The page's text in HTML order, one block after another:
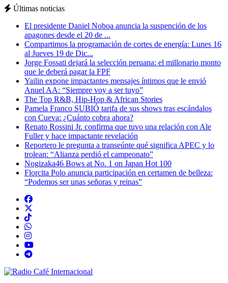
Últimas noticias
El presidente Daniel Noboa anuncia la suspención de los
apagones desde el 20 de ...
Compartimos la programación de cortes de energía: Lunes 16
al Jueves 19 de Dic...
Jorge Fossati dejará la selección peruana: el millonario monto
que le deberá pagar la FPF
Yailin expone impactantes mensajes íntimos que le envió
Anuel AA: “Siempre voy a ser tuyo”
The Top R&B, Hip-Hop & African Stories
Pamela Franco SUBIÓ tarifa de sus shows tras escándalos
con Cueva: ¿Cuánto cobra ahora?
Renato Rossini Jr. confirma que tuvo una relación con Ale
Fuller y hace impactante revelación
Reportero le pregunta a transeúnte qué significa APEC y lo
trolean: “Alianza perdió el campeonato”
Nogizaka46 Bows at No. 1 on Japan Hot 100
Florcita Polo anuncia participación en certamen de belleza:
“Podemos ser unas señoras y reinas”